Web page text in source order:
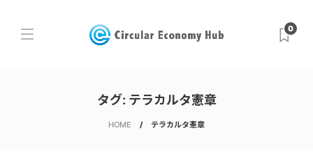
0
タグ: テラカルタ憲章
HOME テラカルタ憲章